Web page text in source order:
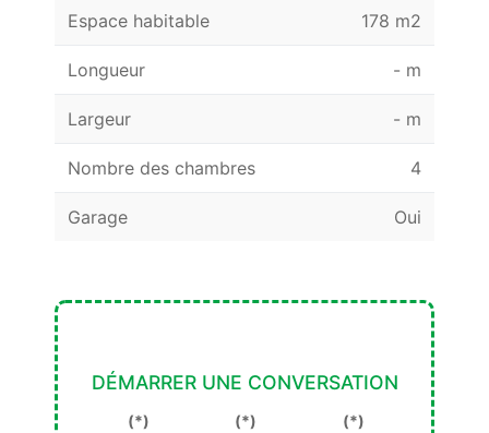
Espace habitable 178 m2
Longueur - m
Largeur - m
Nombre des chambres 4
Garage Oui
DÉMARRER UNE CONVERSATION
(*) (*) (*)